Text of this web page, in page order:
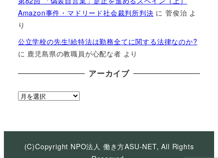
Amazon事件・マドリード社会裁判所判決 に菅俊治 よ
り
公立学校の先生!給特法は勤務全てに関する法律なのか?
に 鹿児島県の教職員が心配な者 より
アーカイブ
ア
イ
(C)Copyright NPO法人 働き方ASU-NET, All Rights